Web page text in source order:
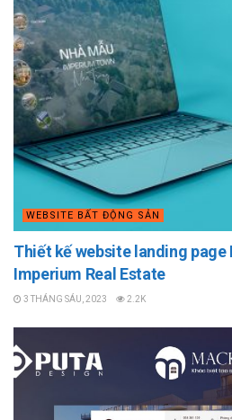
WEBSITE BẤT ĐỘNG SẢN
Thiết kế website landing page
Imperium Real Estate
3 THÁNG SÁU, 2023 2.2K